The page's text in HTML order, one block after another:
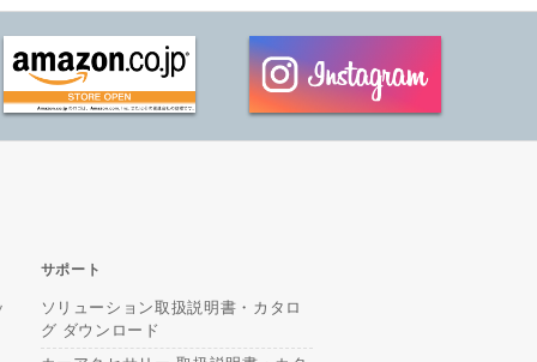
サポート
ソリューション取扱説明書・カタロ
グ ダウンロード